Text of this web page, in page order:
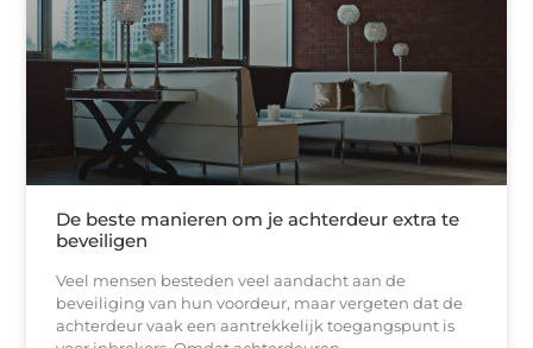
De beste manieren om je achterdeur extra te
beveiligen
Veel mensen besteden veel aandacht aan de
beveiliging van hun voordeur, maar vergeten dat de
achterdeur vaak een aantrekkelijk toegangspunt is